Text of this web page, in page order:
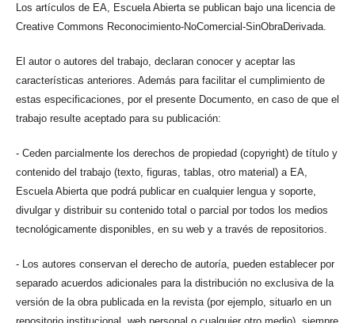
Los artículos de EA, Escuela Abierta se publican bajo una licencia de
Creative Commons Reconocimiento-NoComercial-SinObraDerivada.
El autor o autores del trabajo, declaran conocer y aceptar las
características anteriores. Además para facilitar el cumplimiento de
estas especificaciones, por el presente Documento, en caso de que el
trabajo resulte aceptado para su publicación:
- Ceden parcialmente los derechos de propiedad (copyright) de título y
contenido del trabajo (texto, figuras, tablas, otro material) a EA,
Escuela Abierta que podrá publicar en cualquier lengua y soporte,
divulgar y distribuir su contenido total o parcial por todos los medios
tecnológicamente disponibles, en su web y a través de repositorios.
- Los autores conservan el derecho de autoría, pueden establecer por
separado acuerdos adicionales para la distribución no exclusiva de la
versión de la obra publicada en la revista (por ejemplo, situarlo en un